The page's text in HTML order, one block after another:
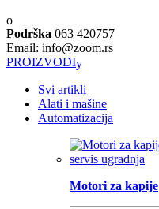
Podrška 063 420757
Email: info@zoom.rs
PROIZVODI
Svi artikli
Alati i mašine
Automatizacija
Motori za kapije